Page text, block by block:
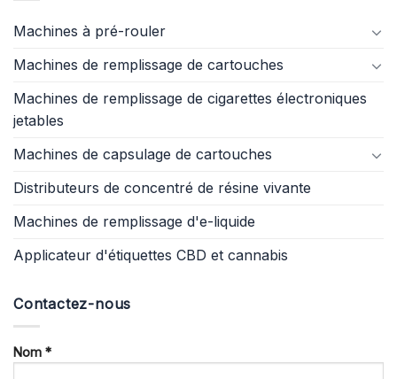
Machines à pré-rouler
Machines de remplissage de cartouches
Machines de remplissage de cigarettes électroniques
jetables
Machines de capsulage de cartouches
Distributeurs de concentré de résine vivante
Machines de remplissage d'e-liquide
Applicateur d'étiquettes CBD et cannabis
Contactez-nous
Nom *